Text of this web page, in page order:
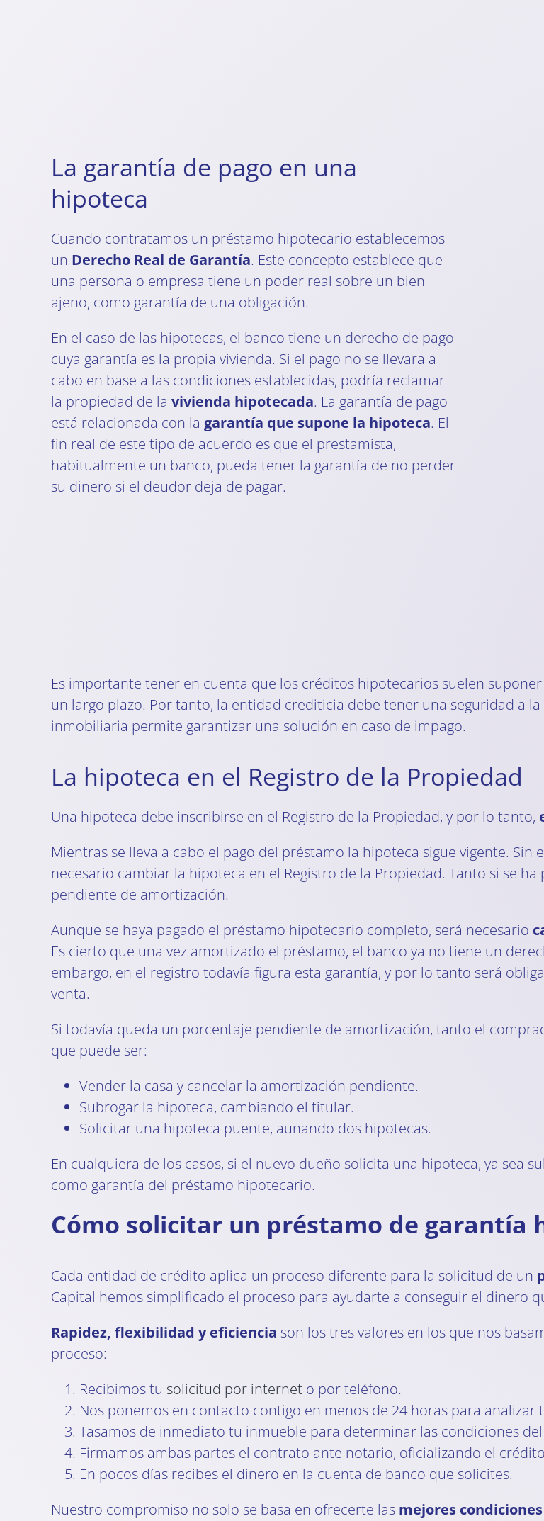
La garantía de pago en una
hipoteca
Cuando contratamos un préstamo hipotecario establecemos
un Derecho Real de Garantía. Este concepto establece que
una persona o empresa tiene un poder real sobre un bien
ajeno, como garantía de una obligación.
En el caso de las hipotecas, el banco tiene un derecho de pago
cuya garantía es la propia vivienda. Si el pago no se llevara a
cabo en base a las condiciones establecidas, podría reclamar
la propiedad de la vivienda hipotecada. La garantía de pago
está relacionada con la garantía que supone la hipoteca. El
fin real de este tipo de acuerdo es que el prestamista,
habitualmente un banco, pueda tener la garantía de no perder
su dinero si el deudor deja de pagar.
Es importante tener en cuenta que los créditos hipotecarios suelen
un largo plazo. Por tanto, la entidad crediticia debe tener una seguridad a
inmobiliaria permite garantizar una solución en caso de impago.
La hipoteca en el Registro de la Propiedad
Una hipoteca debe inscribirse en el Registro de la Propiedad, y por lo tanto,
Mientras se lleva a cabo el pago del préstamo la hipoteca sigue vigente. Sin
necesario cambiar la hipoteca en el Registro de la Propiedad. Tanto si se
pendiente de amortización.
Aunque se haya pagado el préstamo hipotecario completo, será necesario
Es cierto que una vez amortizado el préstamo, el banco ya no tiene un
embargo, en el registro todavía figura esta garantía, y por lo tanto será
venta.
Si todavía queda un porcentaje pendiente de amortización, tanto el
que puede ser:
Vender la casa y cancelar la amortización pendiente.
Subrogar la hipoteca, cambiando el titular.
Solicitar una hipoteca puente, aunando dos hipotecas.
En cualquiera de los casos, si el nuevo dueño solicita una hipoteca, ya sea
como garantía del préstamo hipotecario.
Cómo solicitar un préstamo de garantía
Cada entidad de crédito aplica un proceso diferente para la solicitud de un
Capital hemos simplificado el proceso para ayudarte a conseguir el dinero
Rapidez, flexibilidad y eficiencia son los tres valores en los que nos
proceso:
Recibimos tu solicitud por interneto por teléfono.
Nos ponemos en contacto contigo en menos de 24 horas para analizar
Tasamos de inmediato tu inmueble para determinar las condiciones
Firmamos ambas partes el contrato ante notario, oficializando el
En pocos días recibes el dinero en la cuenta de banco que solicites.
Nuestro compromiso no solo se basa en ofrecerte las mejores